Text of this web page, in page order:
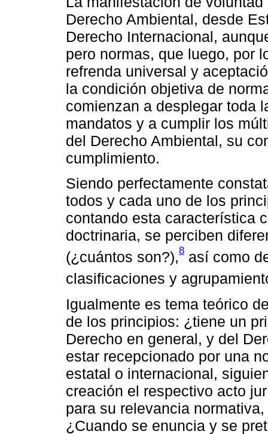
Derecho Ambiental, desde
Derecho Internacional,
pero normas, que luego, por
refrenda universal y
la condición objetiva de
comienzan a desplegar toda
mandatos y a cumplir los
del Derecho Ambiental, su
cumplimiento.
Siendo perfectamente
todos y cada uno de los
contando esta característica
doctrinaria, se perciben
(¿cuántos son?),8 así como
clasificaciones y
Igualmente es tema teórico
de los principios: ¿tiene un
Derecho en general, y del
estar recepcionado por una
estatal o internacional,
creación el respectivo acto
para su relevancia
¿Cuando se enuncia y se